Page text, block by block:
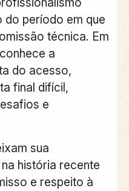
do período em que
técnica. Em
a
do acesso,
final difícil,
e
sua
história recente
e respeito à